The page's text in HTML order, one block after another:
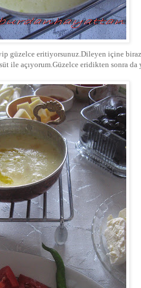
güzelce eritiyorsunuz.Dileyen içine
ile açıyorum.Güzelce eridikten sonra